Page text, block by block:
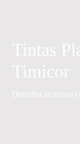
Tintas
Timicor
Descubra as nossas